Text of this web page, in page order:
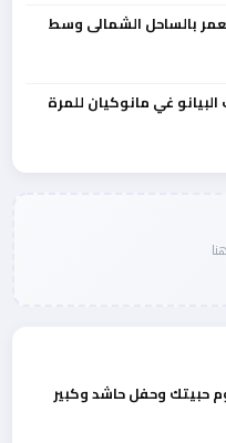
بالساحل الشمالى وسط
غي مانوكيان للمرة
حبيتك وحفل حاشد وكبير